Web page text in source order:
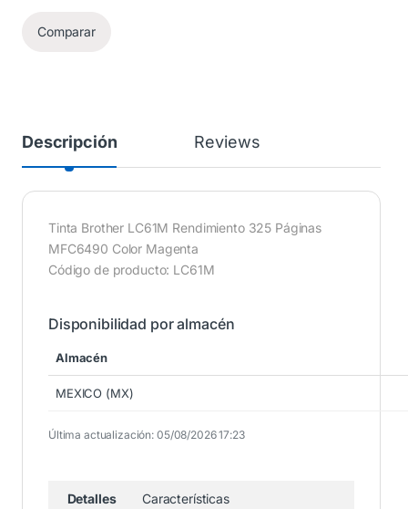
Comparar
Descripción Reviews
Tinta Brother LC61M Rendimiento 325 Páginas
MFC6490 Color Magenta
Código de producto: LC61M
Disponibilidad por almacén
Almacén
MEXICO (MX)
Última actualización: 05/08/2026 17:23
Detalles
Características